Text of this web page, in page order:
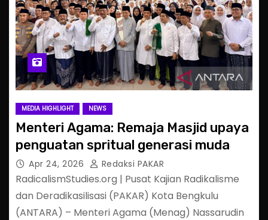
MEDIA HIGHLIGHT NEWS
Menteri Agama: Remaja Masjid upaya
penguatan spritual generasi muda
Apr 24, 2026 Redaksi PAKAR
RadicalismStudies.org | Pusat Kajian Radikalisme
dan Deradikasilisasi (PAKAR) Kota Bengkulu
(ANTARA) – Menteri Agama (Menag) Nassarudin